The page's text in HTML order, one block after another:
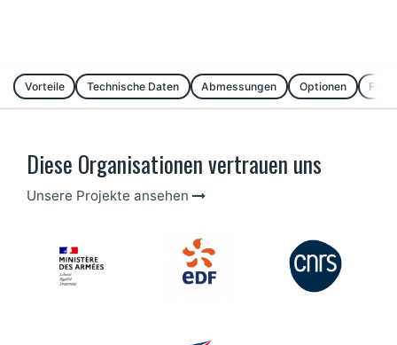
Vorteile Technische Daten Abmessungen Optionen FAQ
Diese Organisationen vertrauen uns
Unsere Projekte ansehen